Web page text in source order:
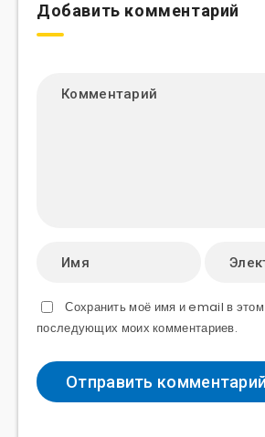
Добавить комментарий
Сохранить моё имя и email в
последующих моих комментариев.